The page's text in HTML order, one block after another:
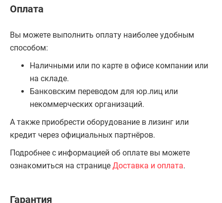
Оплата
Вы можете выполнить оплату наиболее удобным
способом:
Наличными или по карте в офисе компании или
на складе.
Банковским переводом для юр.лиц или
некоммерческих организаций.
А также приобрести оборудование в лизинг или
кредит через официальных партнёров.
Подробнее с информацией об оплате вы можете
ознакомиться на странице Доставка и оплата.
Гарантия